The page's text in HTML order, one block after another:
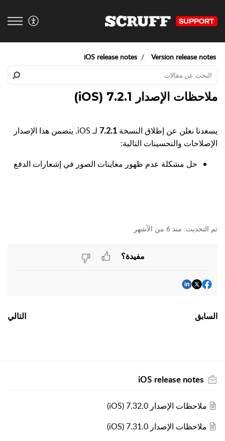
Version release notes
iOS release notes
ملاحظات الإصدار 7.2.1 (iOS)
يسعدنا نعلن عن إطلاق النسخة 7.2.1
لـ iOS. يتضمن هذا الإصدار
الإصلاحات والتحسينات التالية:
حل مشكلة عدم ظهور معاينات الصور في إشعارات الدفع
منذ 6 من الأشهر
مفيدة؟
السابق التالي
iOS release notes
ملاحظات الإصدار 7.32.0 (iOS)
ملاحظات الإصدار 7.31.0 (iOS)